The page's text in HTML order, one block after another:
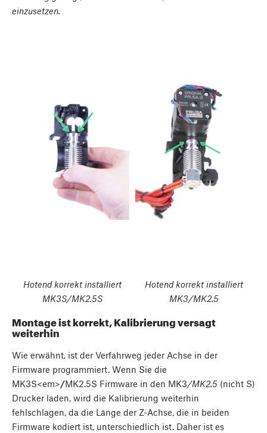
einzusetzen.
Hotend korrekt installiert
MK3S/MK2.5S
Hotend korrekt installiert
MK3/MK2.5
Montage ist korrekt, Kalibrierung versagt
weiterhin
Wie erwähnt, ist der Verfahrweg jeder Achse in der
Firmware programmiert. Wenn Sie die
MK3S<em>/MK2.5S Firmware in den MK3/MK2.5 (nicht S)
Drucker laden, wird die Kalibrierung weiterhin
fehlschlagen, da die Länge der Z-Achse, die in beiden
Firmware kodiert ist, unterschiedlich ist. Daher ist es